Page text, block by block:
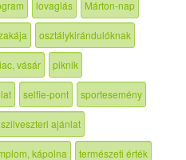
lovaglás Márton-nap
osztálykirándulóknak
vásár piknik
selfie-pont sportesemény
szilveszteri ajánlat
kápolna természeti érték